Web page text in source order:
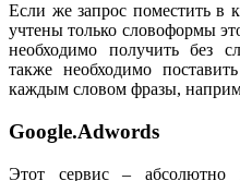
Если же запрос поместить в
учтены только словоформы
необходимо получить без
также необходимо
каждым словом фразы,
Google.Adwords
Этот сервис – абсолютно